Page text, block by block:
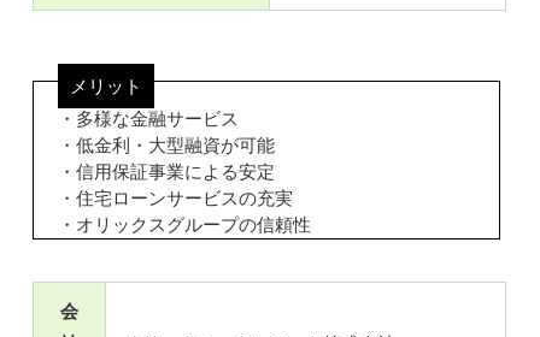
メリット
・多様な金融サービス
・低金利・大型融資が可能
・信用保証事業による安定
・住宅ローンサービスの充実
・オリックスグループの信頼性
会